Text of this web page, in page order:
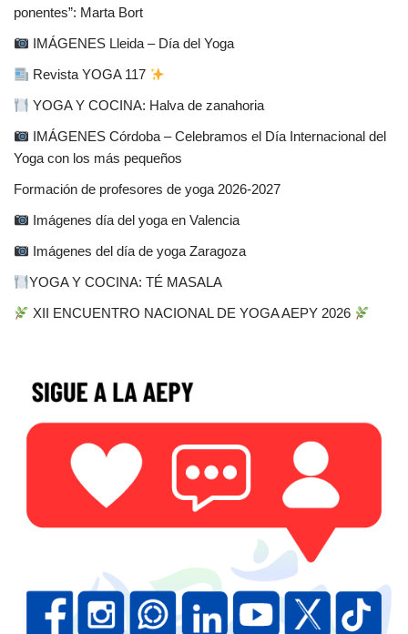
ponentes”: Marta Bort
IMÁGENES Lleida – Día del Yoga
Revista YOGA 117
YOGA Y COCINA: Halva de zanahoria
IMÁGENES Córdoba – Celebramos el Día Internacional del
Yoga con los más pequeños
Formación de profesores de yoga 2026-2027
Imágenes día del yoga en Valencia
Imágenes del día de yoga Zaragoza
YOGA Y COCINA: TÉ MASALA
XII ENCUENTRO NACIONAL DE YOGA AEPY 2026